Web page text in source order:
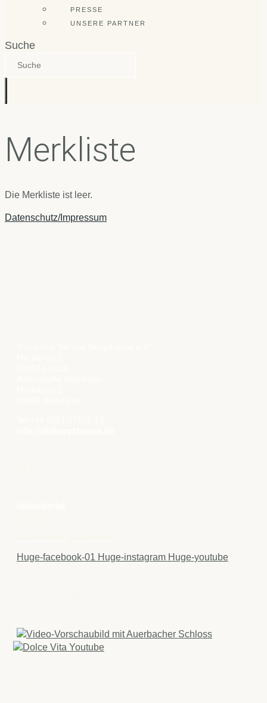
PRESSE
UNSERE PARTNER
Suche
Merkliste
Die Merkliste ist leer.
Datenschutz/Impressum
Huge-facebook-01 Huge-instagram Huge-youtube